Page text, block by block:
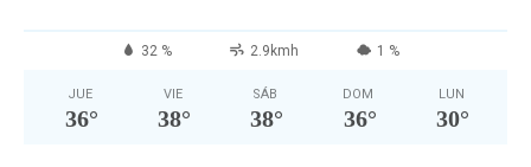
32 % 2.9kmh 1 %
JUE
36°
VIE
38°
SÁB
38°
DOM
36°
LUN
30°